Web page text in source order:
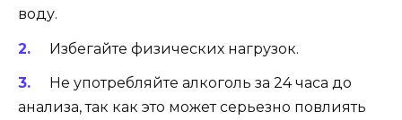
воду.
Избегайте физических нагрузок.
Не употребляйте алкоголь за 24 часа до
анализа, так как это может серьезно повлиять